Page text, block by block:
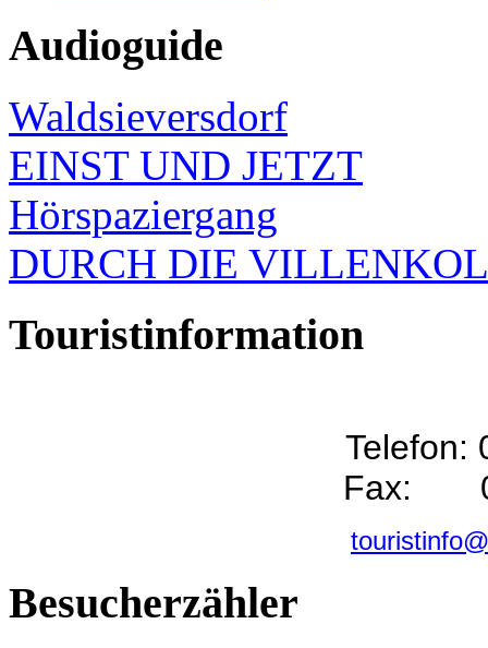
Audioguide
Waldsieversdorf
EINST UND JETZT
Hörspaziergang
DURCH DIE
Touristinformation
Telefon:
Fax:
Besucherzähler